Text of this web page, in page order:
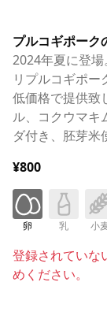
プルコギポーク
2024年夏に登
リプルコギポー
低価格で提供致
ル、コクウマキ
ダ付き、胚芽米
¥800
卵 乳 小
登録されていな
めください。